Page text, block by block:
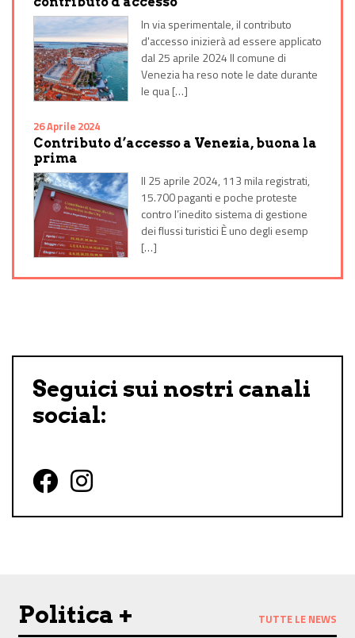
In via sperimentale, il contributo
d'accesso inizierà ad essere applicato
dal 25 aprile 2024 Il comune di
Venezia ha reso note le date durante
le qua […]
26 Aprile 2024
Contributo d’accesso a Venezia, buona la
prima
Il 25 aprile 2024, 113 mila registrati,
15.700 paganti e poche proteste
contro l’inedito sistema di gestione
dei flussi turistici È uno degli esemp
[…]
Seguici sui nostri canali
social:
Follow us on Facebook
Follow us on Instagram
Politica + TUTTE LE NEWS